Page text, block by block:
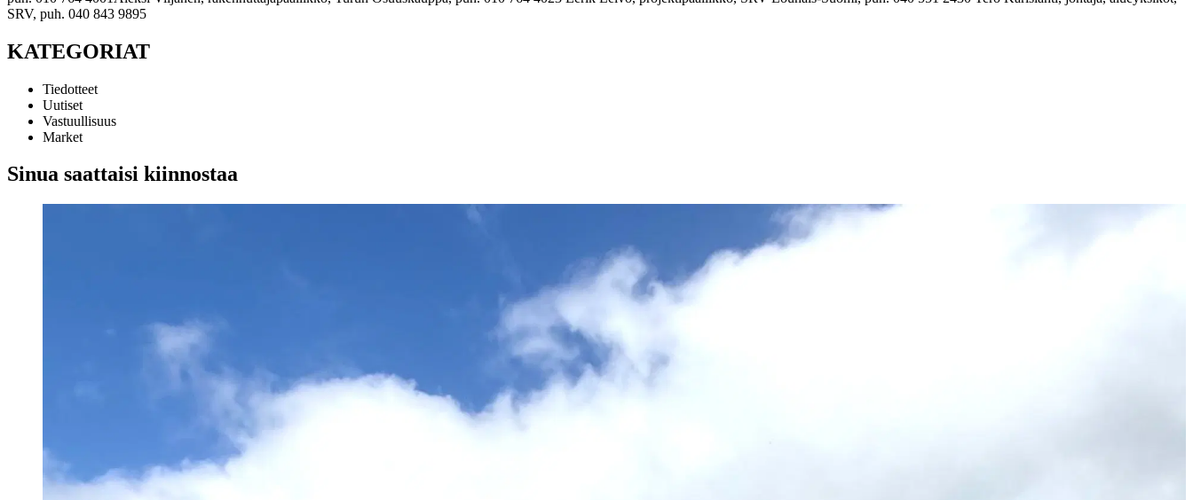
SRV, puh. 040 843 9895
KATEGORIAT
Tiedotteet
Uutiset
Vastuullisuus
Market
Sinua saattaisi kiinnostaa